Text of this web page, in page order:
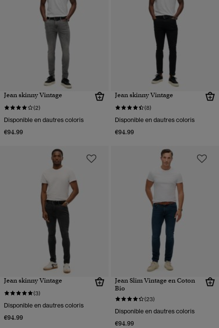
Jean skinny Vintage
(2)
Disponible en dautres coloris
€94.99
Jean skinny Vintage
(8)
Disponible en dautres coloris
€94.99
Jean skinny Vintage
(3)
Disponible en dautres coloris
€94.99
Jean Slim Vintage en Coton
Bio
(23)
Disponible en dautres coloris
€94.99